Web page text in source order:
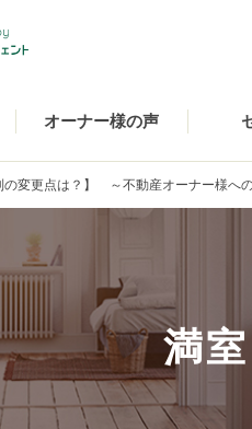
オーナー様の声
の変更点は？】 ～不動産オーナー様へ
満